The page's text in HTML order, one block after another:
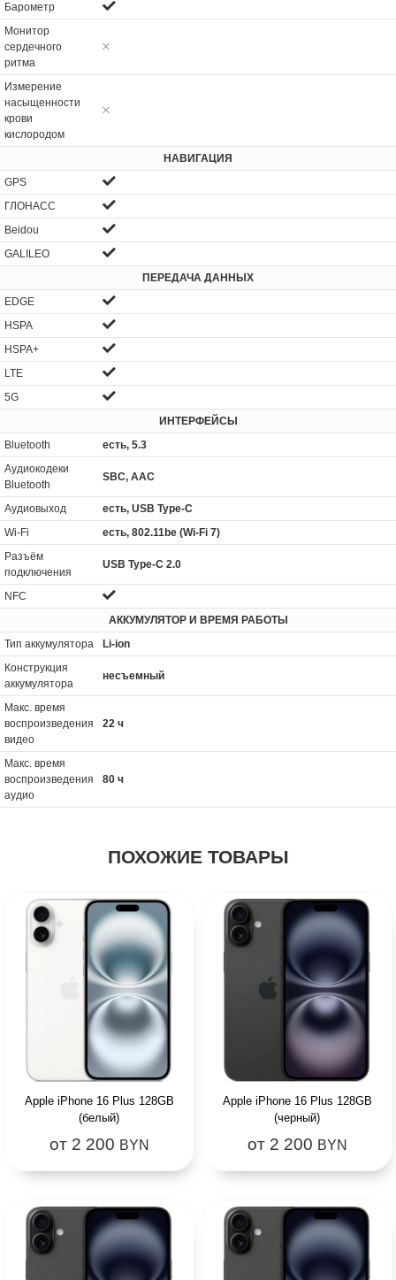
Барометр
Монитор
сердечного
ритма
Измерение
насыщенности
крови
кислородом
НАВИГАЦИЯ
GPS
ГЛОНАСС
Beidou
GALILEO
ПЕРЕДАЧА ДАННЫХ
EDGE
HSPA
HSPA+
LTE
5G
ИНТЕРФЕЙСЫ
Bluetooth
есть, 5.3
Аудиокодеки
Bluetooth
SBC, AAC
Аудиовыход
есть, USB Type-C
Wi-Fi
есть, 802.11be (Wi-Fi 7)
Разъём
подключения
USB Type-C 2.0
NFC
АККУМУЛЯТОР И ВРЕМЯ РАБОТЫ
Тип аккумулятора
Li-ion
Конструкция
аккумулятора
несъемный
Макс. время
воспроизведения
видео
22 ч
Макс. время
воспроизведения
аудио
80 ч
ПОХОЖИЕ ТОВАРЫ
Apple iPhone 16 Plus 128GB
(белый)
от 2 200 BYN
Apple iPhone 16 Plus 128GB
(черный)
от 2 200 BYN